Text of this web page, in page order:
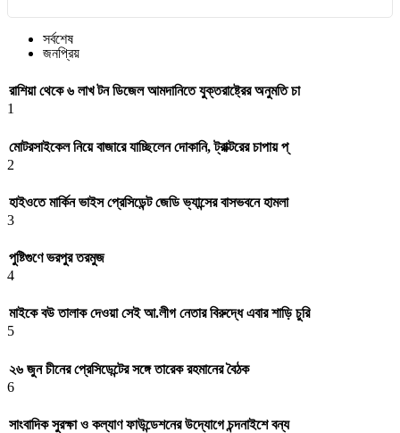
সর্বশেষ
জনপ্রিয়
রাশিয়া থেকে ৬ লাখ টন ডিজেল আমদানিতে যুক্তরাষ্ট্রের অনুমতি চা
1
মোটরসাইকেল নিয়ে বাজারে যাচ্ছিলেন দোকানি, ট্রাক্টরের চাপায় প্
2
হাইওতে মার্কিন ভাইস প্রেসিডেন্ট জেডি ভ্যান্সের বাসভবনে হামলা
3
পুষ্টিগুণে ভরপুর তরমুজ
4
মাইকে বউ তালাক দেওয়া সেই আ.লীগ নেতার বিরুদ্ধে এবার শাড়ি চুরি
5
২৬ জুন চীনের প্রেসিডেন্টের সঙ্গে তারেক রহমানের বৈঠক
6
সাংবাদিক সুরক্ষা ও কল্যাণ ফাউন্ডেশনের উদ্যোগে চন্দনাইশে বন্য